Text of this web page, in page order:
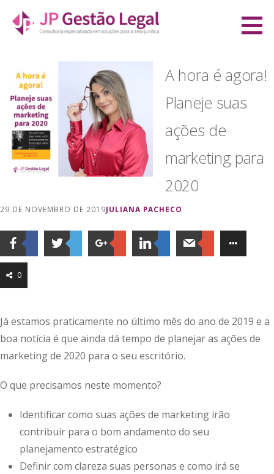
direto
conteúdo
A hora é agora!
Planeje suas
ações de
marketing para
2020
29 DE NOVEMBRO DE 2019JULIANA PACHECO
0
Já estamos praticamente no último mês do ano de 2019 e a
boa notícia é que ainda dá tempo de planejar as ações de
marketing de 2020 para o seu escritório.
O que precisamos neste momento?
Identificar como suas ações de marketing irão
contribuir para o bom andamento do seu
planejamento estratégico
Definir com clareza suas personas e como irá se